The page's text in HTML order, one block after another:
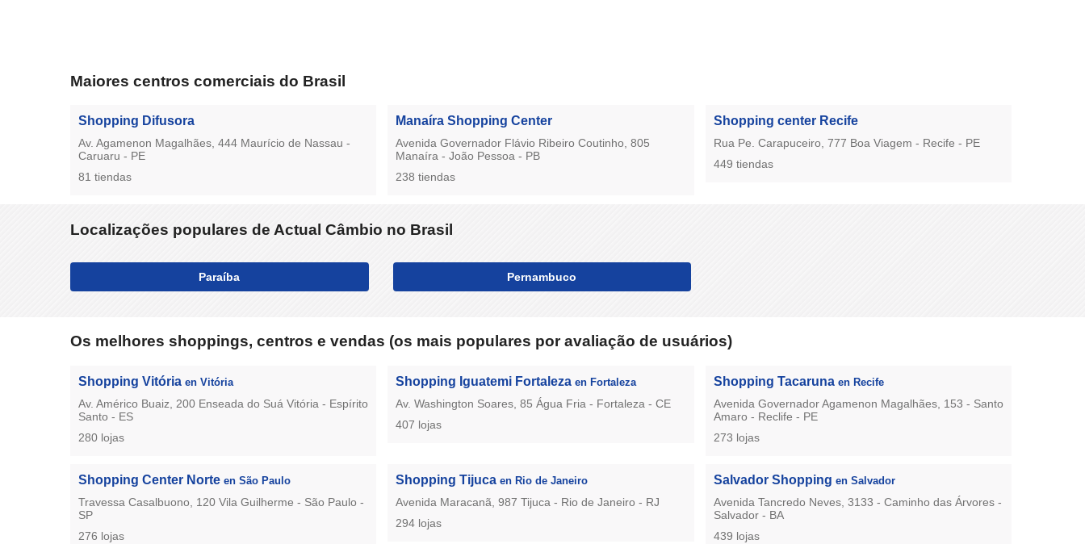
Maiores centros comerciais do Brasil
Shopping Difusora
Av. Agamenon Magalhães, 444 Maurício de Nassau -
Caruaru - PE
81 tiendas
Manaíra Shopping Center
Avenida Governador Flávio Ribeiro Coutinho, 805
Manaíra - João Pessoa - PB
238 tiendas
Shopping center Recife
Rua Pe. Carapuceiro, 777 Boa Viagem - Recife - PE
449 tiendas
Localizações populares de Actual Câmbio no Brasil
Paraíba Pernambuco
Os melhores shoppings, centros e vendas (os mais populares por avaliação de usuários)
Shopping Vitória en Vitória
Av. Américo Buaiz, 200 Enseada do Suá Vitória - Espírito
Santo - ES
280 lojas
Shopping Iguatemi Fortalezaen Fortaleza
Av. Washington Soares, 85 Água Fria - Fortaleza - CE
407 lojas
Shopping Tacaruna en Recife
Avenida Governador Agamenon Magalhães, 153 - Santo
Amaro - Reclife - PE
273 lojas
Shopping Center Norte en São Paulo
Travessa Casalbuono, 120 Vila Guilherme - São Paulo -
SP
276 lojas
Shopping Tijucaen Rio de Janeiro
Avenida Maracanã, 987 Tijuca - Rio de Janeiro - RJ
294 lojas
Salvador Shopping en Salvador
Avenida Tancredo Neves, 3133 - Caminho das Árvores -
Salvador - BA
439 lojas